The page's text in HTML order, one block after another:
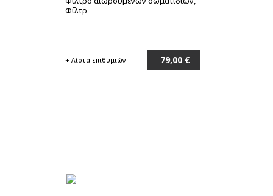
Φίλτρ
+ Λίστα επιθυμιών 79,00 €